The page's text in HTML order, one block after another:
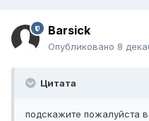
Barsick
Опубликовано 8
Цитата
подскажите пожалуйста